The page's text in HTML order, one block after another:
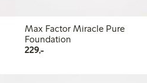
Max Factor Miracle Pure
Foundation
229,-229,00 kr